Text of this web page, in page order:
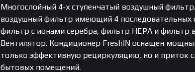
Многослойный 4-х ступенчатый воздушный
воздушный фильтр имеющий 4 последовательных
фильтр с ионами серебра, фильтр HEPA и фильтр
Вентилятор. Кондиционер FreshIN оснащен
только эффективную рециркуляцию, но и приток
бытовых помещений.